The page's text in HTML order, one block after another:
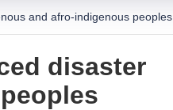
and afro-indigenous peoples
disaster